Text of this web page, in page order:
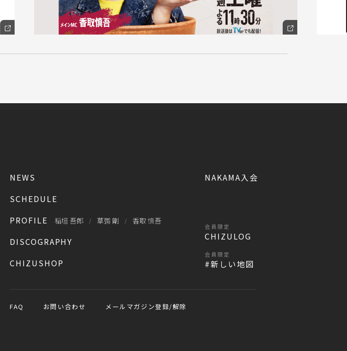
NEWS
SCHEDULE
PROFILE
稲垣 吾郎 草彅 剛 香取 慎吾
DISCOGRAPHY
CHIZUSHOP
NAKAMA入会
会員限定
CHIZULOG
会員限定
#新しい地図
FAQ お問い合わせ メールマガジン登録/解除